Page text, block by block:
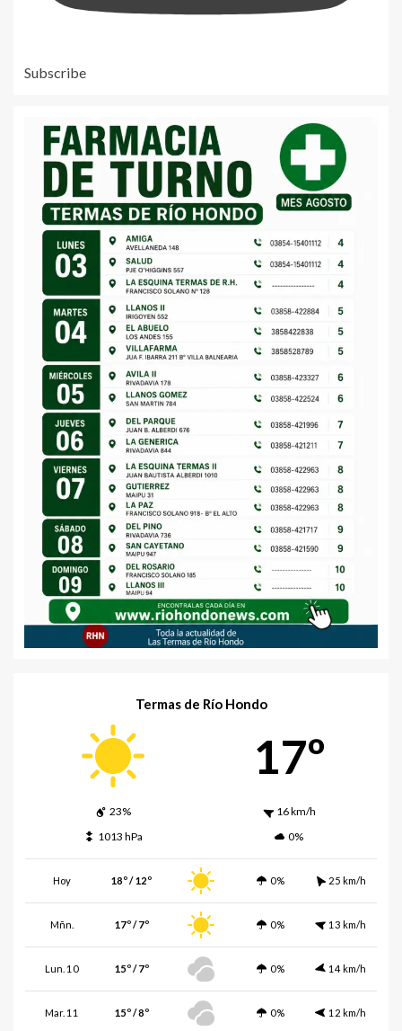
Subscribe
Termas de Río Hondo
17º
23%
16 km/h
1013 hPa
0%
Hoy 18º / 12º 0% 25 km/h
Mñn. 17º / 7º 0% 13 km/h
Lun. 10 15º / 7º 0% 14 km/h
Mar. 11 15º / 8º 0% 12 km/h